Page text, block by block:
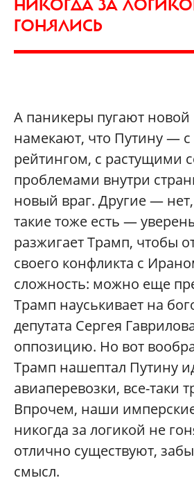
НИКОГДА ЗА
ГОНЯЛИСЬ
А паникеры пугают
намекают, что Путину —
рейтингом, с растущими
проблемами внутри
новый враг. Другие —
такие тоже есть —
разжигает Трамп, чтобы
своего конфликта с
сложность: можно еще
Трамп науськивает на
депутата Сергея
оппозицию. Но вот
Трамп нашептал Путину
авиаперевозки, все-таки
Впрочем, наши
никогда за логикой не
отлично существуют,
смысл.